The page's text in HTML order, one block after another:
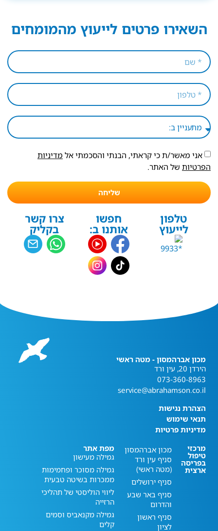
השאירו פרטים לייעוץ מהמומחים
אני מאשר/ת כי קראתי, הבנתי והסכמתי אל מדיניות
הפרטיות של האתר.
שליחה
טלפון
לייעוץ
חפשו
אותנו ב:
צרו קשר
בקליק
מכון אברהמסון - מטה ראשי
הירדן 20, עין ורד
073-360-8963
service@abrahamson.co.il
הצהרת נגישות
תנאי שימוש
מדיניות פרטיות
מרכזי
טיפול
בפריסה
ארצית
מכון אברהמסון
סניף עין ורד
(מטה ראשי)
סניף ירושלים
סניף באר שבע
והדרום
סניף ראשון
לציון
מפת אתר
גמילה מעישון
גמילה מסוכר ופחמימות
ממכרות בשיטה טבעית
ליווי הוליסטי של תהליכי
הרזייה
גמילה מקנאביס וסמים
קלים